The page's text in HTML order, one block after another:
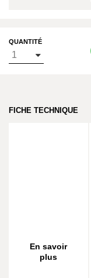
QUANTITÉ
FICHE TECHNIQUE
En savoir
plus